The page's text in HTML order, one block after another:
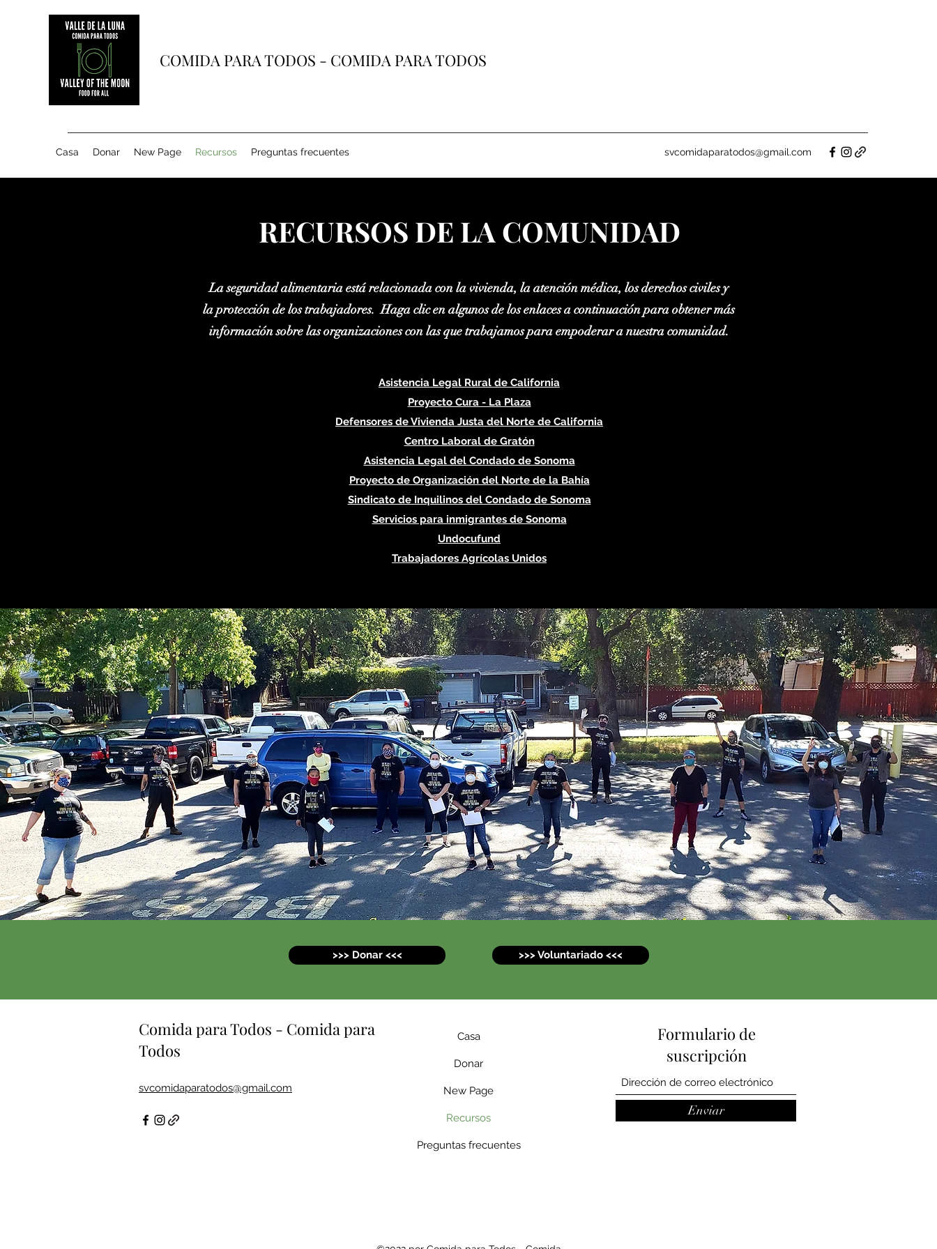
COMIDA PARA TODOS - COMIDA PARA TODOS
Casa Donar New Page Recursos Preguntas frecuentes svcomidaparatodos@gmail.com
RECURSOS DE LA COMUNIDAD
La seguridad alimentaria está relacionada con la vivienda, la atención médica, los derechos civiles y
la protección de los trabajadores. Haga clic en algunos de los enlaces a continuación para obtener más
información sobre las organizaciones con las que trabajamos para empoderar a nuestra comunidad.
Asistencia Legal Rural de California
Proyecto Cura - La Plaza
Defensores de Vivienda Justa del Norte de California
Centro Laboral de Gratón
Asistencia Legal del Condado de Sonoma
Proyecto de Organización del Norte de la Bahía
Sindicato de Inquilinos del Condado de Sonoma
Servicios para inmigrantes de Sonoma
Undocufund
Trabajadores Agrícolas Unidos
>>> Donar <<< >>> Voluntariado <<<
Comida para Todos - Comida para
Todos
svcomidaparatodos@gmail.com
Casa
Donar
New Page
Recursos
Preguntas frecuentes
Formulario de
suscripción
Enviar